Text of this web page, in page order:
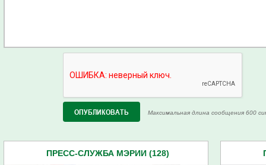
Максимальная длина сообщения 600
ПРЕСС-СЛУЖБА МЭРИИ (128)